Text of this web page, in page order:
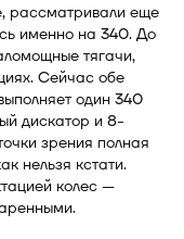
рассматривали еще
именно на 340. До
тягачи,
Сейчас обе
один 340
дискатор и 8-
зрения полная
нельзя кстати.
колес —